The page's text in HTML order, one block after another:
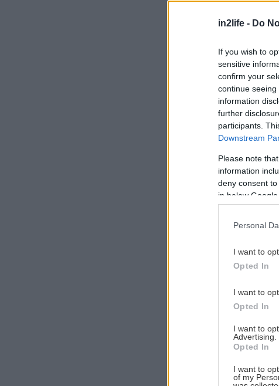
in2life - Do
If you wish to
sensitive
confirm your
continue
information
further
participants.
Downstream
Please note
information
deny consent
in below
Personal
I want to
Opted In
I want to
Opted In
I want to
Advertising.
Opted In
I want to
of my